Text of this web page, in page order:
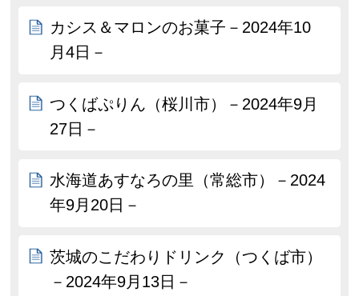
カシス＆マロンのお菓子－2024年10
月4日－
つくばぷりん（桜川市）－2024年9月
27日－
水海道あすなろの里（常総市）－2024
年9月20日－
茨城のこだわりドリンク（つくば市）
－2024年9月13日－